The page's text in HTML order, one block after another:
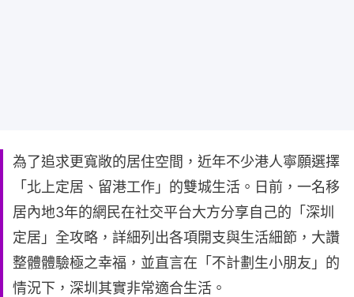
為了追求更寬敞的居住空間，近年不少港人寧願選擇
「北上定居、留港工作」的雙城生活。日前，一名移
居內地3年的網民在社交平台大方分享自己的「深圳
定居」全攻略，詳細列出各項開支與生活細節，大讚
整體體驗極之幸福，並直言在「不計劃生小朋友」的
情況下，深圳其實非常適合生活。